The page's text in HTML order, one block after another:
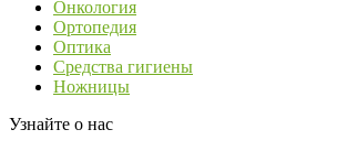
Онкология
Ортопедия
Оптика
Средства гигиены
Ножницы
Узнайте о нас